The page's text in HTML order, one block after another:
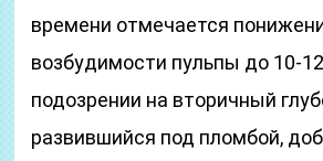
времени отмечается
возбудимости пульпы до 10-
подозрении на вторичный
развившийся под пломбой,